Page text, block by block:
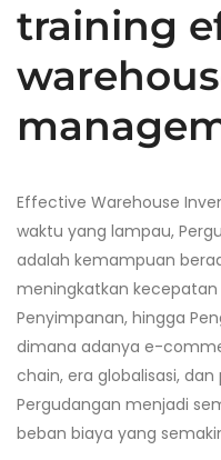
training
Effective Warehouse
waktu yang lampau,
adalah kemampuan
meningkatkan
Penyimpanan, hingga
dimana adanya e-
chain, era globalisasi,
Pergudangan menjadi
beban biaya yang